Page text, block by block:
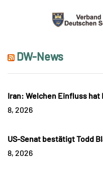
DW-News
Iran: Welchen Einfluss hat
8, 2026
US-Senat bestätigt Todd
8, 2026